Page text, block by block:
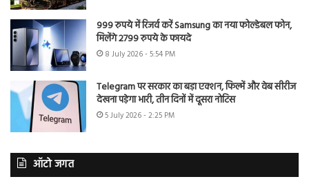
999 रुपये में रिजर्व करें Samsung का नया फोल्डेबल फोन,
मिलेंगे 2799 रुपये के फायदे
8 July 2026 - 5:54 PM
Telegram पर सरकार का बड़ा एक्शन, फिल्में और वेब सीरीज
देखना पड़ेगा भारी, तीन दिनों में दूसरा नोटिस
5 July 2026 - 2:25 PM
ऑटो जगत